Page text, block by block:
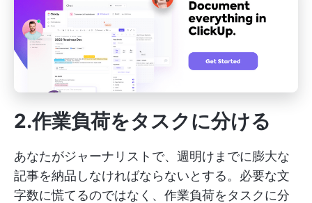
2.作業負荷をタスクに分ける
あなたがジャーナリストで、週明けまでに膨大な
記事を納品しなければならないとする。必要な文
字数に慌てるのではなく、作業負荷をタスクに分